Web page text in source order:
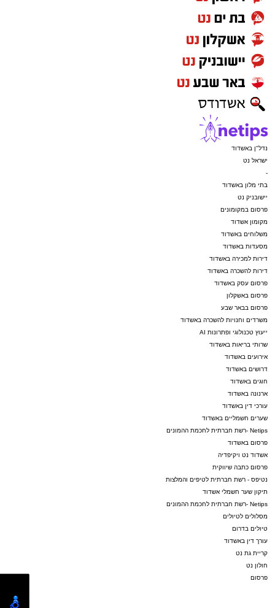
נדל"ן באשדוד
ישראל נט
-
בתי מלון באשדוד
יישובניק נט
פרסום במקומונים
מקומון אשדוד
משלוחים באשדוד
מסעדות באשדוד
דירות למכירה באשדוד
דירות להשכרה באשדוד
פרסום עסק באשדוד
פרסום באשקלון
פרסום בבאר שבע
משרדים וחנויות להשכרה באשדוד
ייעוץ טכנולוגי ופתרונות AI
שרותי בריאות באשדוד
אירועים באשדוד
דרושים באשדוד
חוגים באשדוד
ארנונה באשדוד
עורכי דין באשדוד
שערים חשמליים באשדוד
Netips -רשת חברתית לחכמת ההמונים
פרסום באשדוד
אשדוד נט ויקיפדיה
פרסום כתבה שיווקית
נטיפס - רשת חברתית לטיפים והמלצות
תיקון שער חשמלי אשדוד
Netips -רשת חברתית לחכמת ההמונים
מסלולים לטיולים
טיולים בדרום
עורך דין באשדוד
קריית גת נט
חולון נט
פרסום